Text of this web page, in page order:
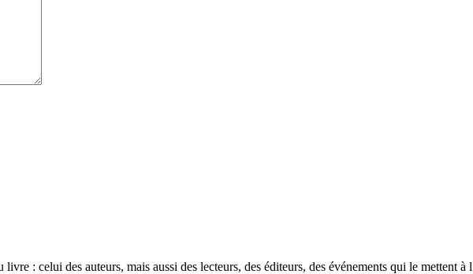
: celui des auteurs, mais aussi des lecteurs, des éditeurs, des événements qui le mettent